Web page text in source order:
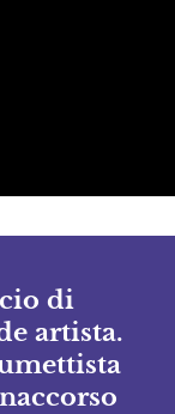
di
artista.